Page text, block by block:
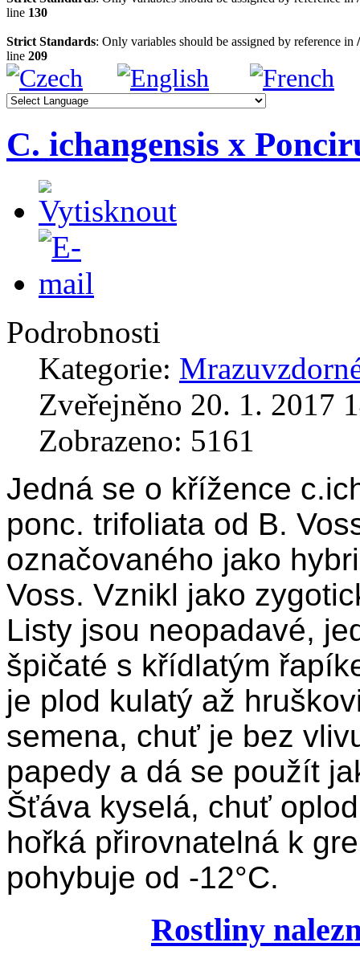
line 130
Strict Standards: Only variables should be assigned by reference in
line 209
C. ichangensis x
Podrobnosti
Kategorie:
Zveřejněno 20. 1. 2017
Zobrazeno: 5161
Jedná se o křížence
ponc. trifoliata od B.
označovaného jako
Voss. Vznikl jako
Listy jsou neopadavé,
špičaté s křídlatým
je plod kulatý až
semena, chuť je bez
papedy a dá se použít
Šťáva kyselá, chuť
hořká přirovnatelná k
pohybuje od -12°C.
Rostliny